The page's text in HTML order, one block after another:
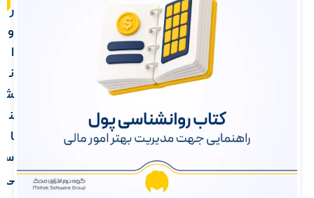
ر
و
ا
ن
ش
ن
ا
س
ی